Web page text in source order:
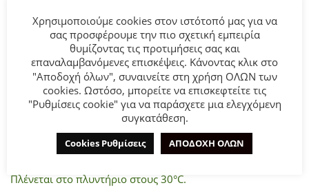
Βρεφικό σετ 8 τεμάχια for Funky kids για αγόρι απο 1 εως 9
μηνών. Φορμάκι, κορμάκι, σαλιάρα, σκουφάκι, γαντάκια
και τρία πετσετάκια.
: 80% COTTON-20% POLYESTER.
Πλένεται στο πλυντήριο στους 30°C.
Χρησιμοποιούμε cookies στον ιστότοπό μας για να
σας προσφέρουμε την πιο σχετική εμπειρία
θυμίζοντας τις προτιμήσεις σας και
επαναλαμβανόμενες επισκέψεις. Κάνοντας κλικ στο
"Αποδοχή όλων", συναινείτε στη χρήση ΟΛΩΝ των
cookies. Ωστόσο, μπορείτε να επισκεφτείτε τις
"Ρυθμίσεις cookie" για να παράσχετε μια ελεγχόμενη
συγκατάθεση.
Cookies Ρυθμίσεις ΑΠΟΔΟΧΗ ΟΛΩΝ